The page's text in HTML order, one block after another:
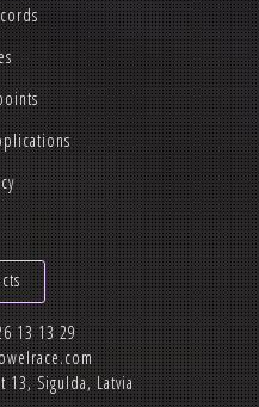
13 13 29
13, Sigulda, Latvia